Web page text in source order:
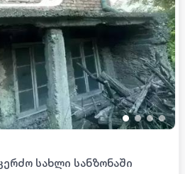
••••
სახლი სანზონაში